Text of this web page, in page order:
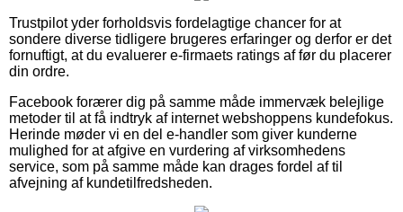
Trustpilot yder forholdsvis fordelagtige chancer for at
sondere diverse tidligere brugeres erfaringer og derfor er det
fornuftigt, at du evaluerer e-firmaets ratings af før du placerer
din ordre.
Facebook forærer dig på samme måde immervæk belejlige
metoder til at få indtryk af internet webshoppens kundefokus.
Herinde møder vi en del e-handler som giver kunderne
mulighed for at afgive en vurdering af virksomhedens
service, som på samme måde kan drages fordel af til
afvejning af kundetilfredsheden.